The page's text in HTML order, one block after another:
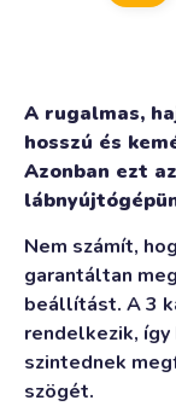
A rugalmas,
hosszú és
Azonban ezt
Nem számít,
garantáltan
beállítást. A 3
rendelkezik,
szintednek
szögét.